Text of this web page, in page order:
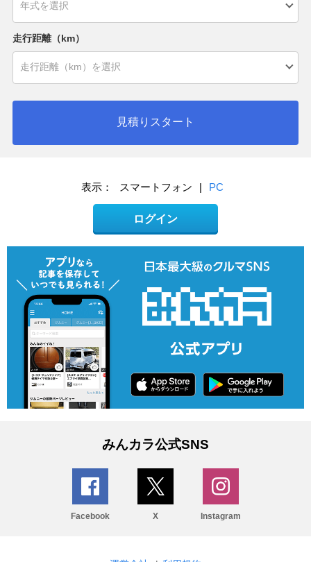
走行距離（km）
見積りスタート
表示： スマートフォン | PC
ログイン
みんカラ公式SNS
Facebook X Instagram